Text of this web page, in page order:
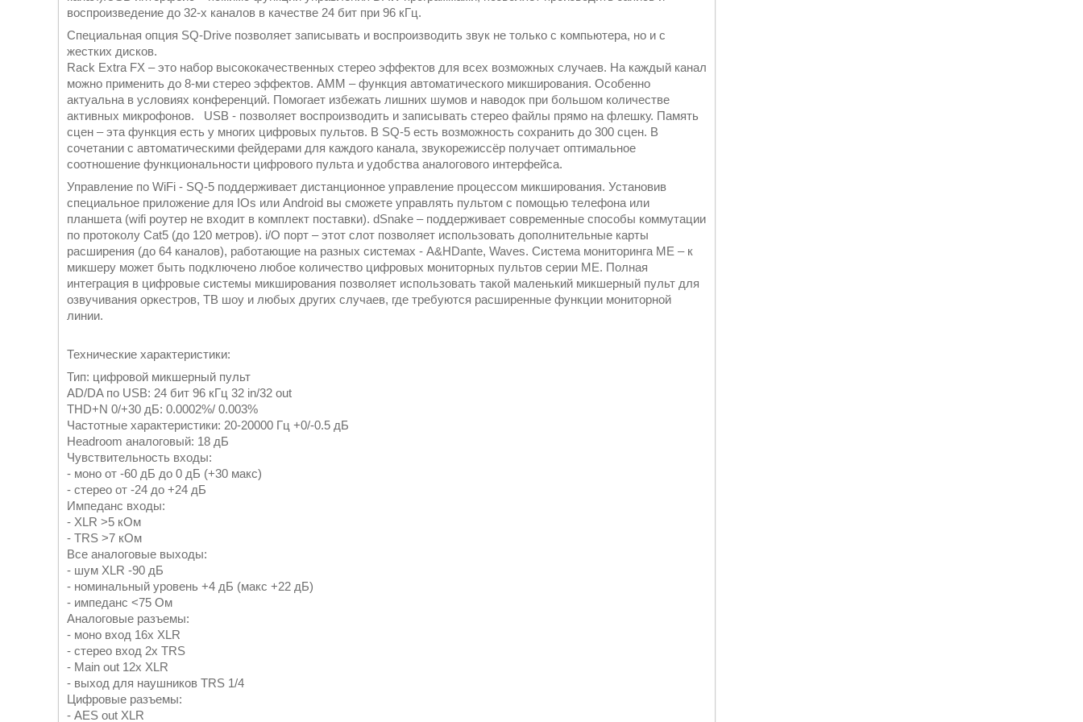
воспроизведение до 32-х каналов в качестве 24 бит при 96 кГц.
Специальная опция SQ-Drive позволяет записывать и воспроизводить звук не только с компьютера, но и с
жестких дисков.
Rack Extra FX – это набор высококачественных стерео эффектов для всех возможных случаев. На каждый канал
можно применить до 8-ми стерео эффектов. АММ – функция автоматического микширования. Особенно
актуальна в условиях конференций. Помогает избежать лишних шумов и наводок при большом количестве
активных микрофонов. USB - позволяет воспроизводить и записывать стерео файлы прямо на флешку. Память
сцен – эта функция есть у многих цифровых пультов. В SQ-5 есть возможность сохранить до 300 сцен. В
сочетании с автоматическими фейдерами для каждого канала, звукорежиссёр получает оптимальное
соотношение функциональности цифрового пульта и удобства аналогового интерфейса.
Управление по WiFi - SQ-5 поддерживает дистанционное управление процессом микширования. Установив
специальное приложение для IOs или Android вы сможете управлять пультом с помощью телефона или
планшета (wifi роутер не входит в комплект поставки). dSnake – поддерживает современные способы коммутации
по протоколу Cat5 (до 120 метров). i/O порт – этот слот позволяет использовать дополнительные карты
расширения (до 64 каналов), работающие на разных системах - A&HDante, Waves. Система мониторинга ME – к
микшеру может быть подключено любое количество цифровых мониторных пультов серии ME. Полная
интеграция в цифровые системы микширования позволяет использовать такой маленький микшерный пульт для
озвучивания оркестров, ТВ шоу и любых других случаев, где требуются расширенные функции мониторной
линии.
Технические характеристики:
Тип: цифровой микшерный пульт
AD/DA по USB: 24 бит 96 кГц 32 in/32 out
THD+N 0/+30 дБ: 0.0002%/ 0.003%
Частотные характеристики: 20-20000 Гц +0/-0.5 дБ
Headroom аналоговый: 18 дБ
Чувствительность входы:
- моно от -60 дБ до 0 дБ (+30 макс)
- стерео от -24 до +24 дБ
Импеданс входы:
- XLR >5 кОм
- TRS >7 кОм
Все аналоговые выходы:
- шум XLR -90 дБ
- номинальный уровень +4 дБ (макс +22 дБ)
- импеданс <75 Ом
Аналоговые разъемы:
- моно вход 16х XLR
- стерео вход 2х TRS
- Main out 12x XLR
- выход для наушников TRS 1/4
Цифровые разъемы:
- AES out XLR